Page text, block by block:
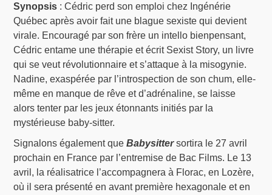
Synopsis : Cédric perd son emploi chez Ingénérie
Québec après avoir fait une blague sexiste qui devient
virale. Encouragé par son frère un intello bienpensant,
Cédric entame une thérapie et écrit Sexist Story, un livre
qui se veut révolutionnaire et s’attaque à la misogynie.
Nadine, exaspérée par l’introspection de son chum, elle-
même en manque de rêve et d’adrénaline, se laisse
alors tenter par les jeux étonnants initiés par la
mystérieuse baby-sitter.
Signalons également queBabysittersortira le 27 avril
prochain en France par l’entremise de Bac Films. Le 13
avril, la réalisatrice l’accompagnera à Florac, en Lozère,
où il sera présenté en avant première hexagonale et en